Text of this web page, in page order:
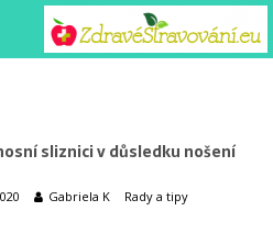
sliznici v důsledku nošení
Gabriela K Rady a tipy